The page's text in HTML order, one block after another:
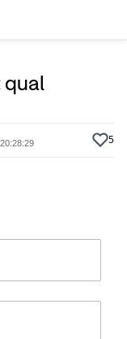
qual
5